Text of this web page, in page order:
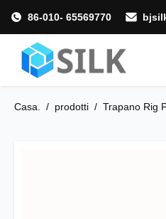
86-010- 65569770
Casa. / prodotti / Trapano Rig